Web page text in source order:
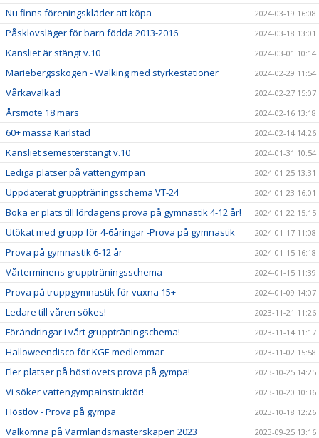
Nu finns föreningskläder att köpa 2024-03-19 16:08
Påsklovsläger för barn födda 2013-2016 2024-03-18 13:01
Kansliet är stängt v.10 2024-03-01 10:14
Mariebergsskogen - Walking med styrkestationer 2024-02-29 11:54
Vårkavalkad 2024-02-27 15:07
Årsmöte 18 mars 2024-02-16 13:18
60+ mässa Karlstad 2024-02-14 14:26
Kansliet semesterstängt v.10 2024-01-31 10:54
Lediga platser på vattengympan 2024-01-25 13:31
Uppdaterat gruppträningsschema VT-24 2024-01-23 16:01
Boka er plats till lördagens prova på gymnastik 4-12 år! 2024-01-22 15:15
Utökat med grupp för 4-6åringar -Prova på gymnastik 2024-01-17 11:08
Prova på gymnastik 6-12 år 2024-01-15 16:18
Vårterminens gruppträningsschema 2024-01-15 11:39
Prova på truppgymnastik för vuxna 15+ 2024-01-09 14:07
Ledare till våren sökes! 2023-11-21 11:26
Förändringar i vårt gruppträningschema! 2023-11-14 11:17
Halloweendisco för KGF-medlemmar 2023-11-02 15:58
Fler platser på höstlovets prova på gympa! 2023-10-25 14:25
Vi söker vattengympainstruktör! 2023-10-20 10:36
Höstlov - Prova på gympa 2023-10-18 12:26
Välkomna på Värmlandsmästerskapen 2023 2023-09-25 13:16